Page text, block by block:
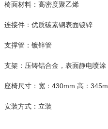
椅面材料：高密度聚乙烯
连接件：优质碳素钢表面镀锌
支撑管：镀锌管
支架：压铸铝合金，表面静电喷涂
座椅尺寸：宽：430mm 高：
安装方式：立装